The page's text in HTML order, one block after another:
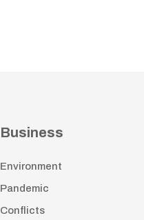
Business
Environment
Pandemic
Conflicts